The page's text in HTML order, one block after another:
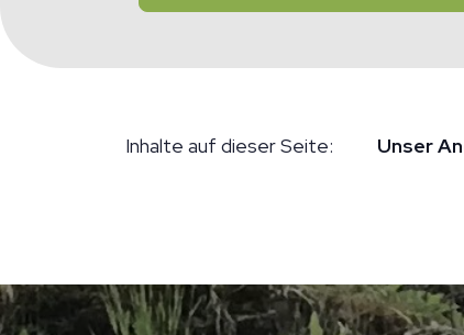
Inhalte auf dieser Seite: Unser